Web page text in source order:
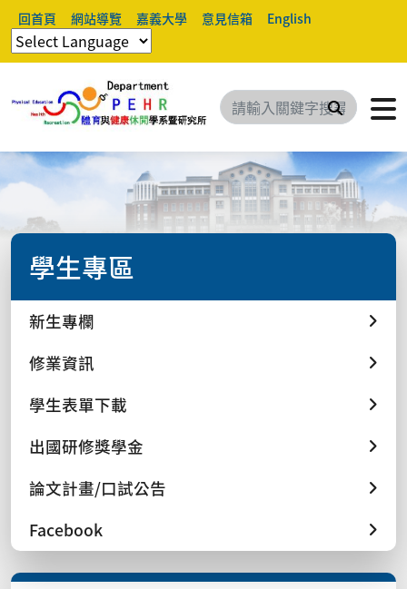
回首頁 網站導覽 嘉義大學 意見信箱 English
搜尋
學生專區
新生專欄
修業資訊
學生表單下載
出國研修獎學金
論文計畫/口試公告
Facebook